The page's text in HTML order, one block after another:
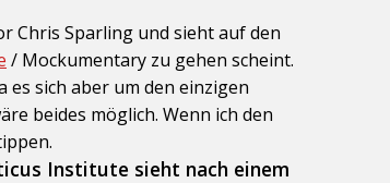
Chris Sparling und sieht auf den
/ Mockumentary zu gehen scheint.
es sich aber um den einzigen
beides möglich. Wenn ich den
Institute sieht nach einem